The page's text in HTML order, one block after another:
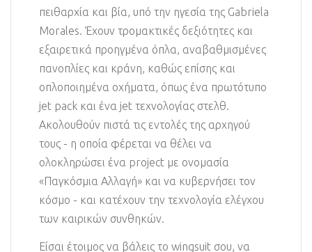
πειθαρχία και βία, υπό την ηγεσία της Gabriela
Morales. Έχουν τρομακτικές δεξιότητες και
εξαιρετικά προηγμένα όπλα, αναβαθμισμένες
πανοπλίες και κράνη, καθώς επίσης και
οπλοποιημένα οχήματα, όπως ένα πρωτότυπο
jet pack και ένα jet τεχνολογίας στελθ.
Ακολουθούν πιστά τις εντολές της αρχηγού
τους - η οποία φέρεται να θέλει να
ολοκληρώσει ένα project με ονομασία
«Παγκόσμια Αλλαγή» και να κυβερνήσει τον
κόσμο - και κατέχουν την τεχνολογία ελέγχου
των καιρικών συνθηκών.
Είσαι έτοιμος να βάλεις το wingsuit σου, να